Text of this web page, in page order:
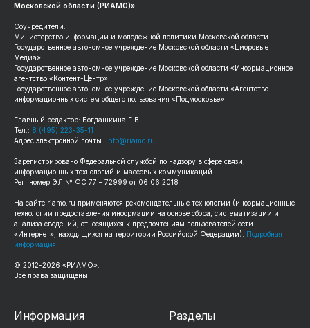
Московской области (РИАМО)»
Соучредители:
Министерство информации и молодежной политики Московской области
Государственное автономное учреждение Московской области «Цифровые
Медиа»
Государственное автономное учреждение Московской области «Информационное
агентство «Контент-Центр»
Государственное автономное учреждение Московской области «Агентство
информационных систем общего пользования «Подмосковье»
Главный редактор: Богдашкина Е.В.
Тел.: 8 (495) 223-35-11
Адрес электронной почты: info@riamo.ru
Зарегистрировано Федеральной службой по надзору в сфере связи,
информационных технологий и массовых коммуникаций
Рег. номер ЭЛ № ФС 77 – 72999 от 06.06.2018
На сайте riamo.ru применяются рекомендательные технологии (информационные
технологии предоставления информации на основе сбора, систематизации и
анализа сведений, относящихся к предпочтениям пользователей сети
«Интернет», находящихся на территории Российской Федерации).
Подробная
информация
© 2012-2026 «РИАМО».
Все права защищены
Информация Разделы